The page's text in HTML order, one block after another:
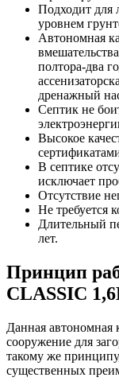
Подходит для
уровнем
Автономная
полтора-два
дренажный
Септик не
Высокое
В септике
исключает
Отсутствие
Не требуется
Длительный
лет.
Принцип
CLASSIC
Данная автономная
сооружение для
такому же
существенных